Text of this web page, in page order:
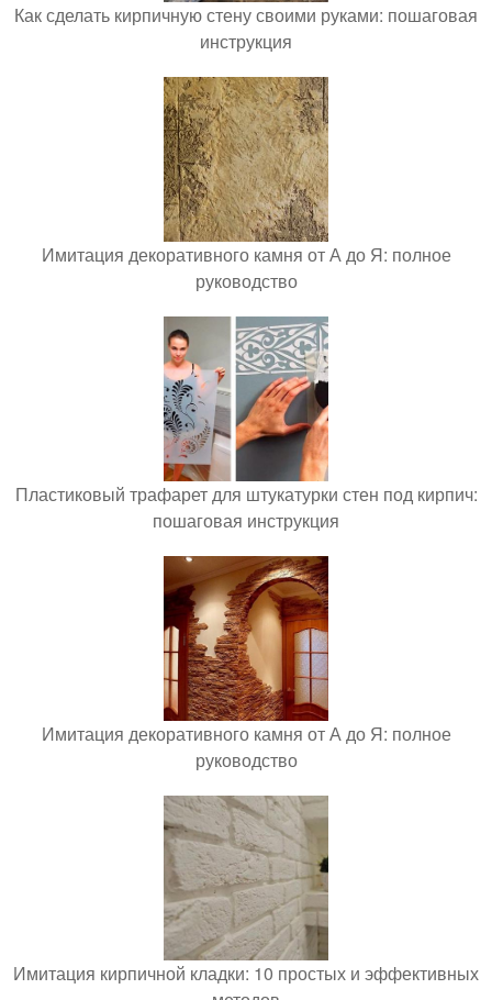
Как сделать кирпичную стену своими руками: пошаговая
инструкция
Имитация декоративного камня от А до Я: полное
руководство
Пластиковый трафарет для штукатурки стен под кирпич:
пошаговая инструкция
Имитация декоративного камня от А до Я: полное
руководство
Имитация кирпичной кладки: 10 простых и эффективных